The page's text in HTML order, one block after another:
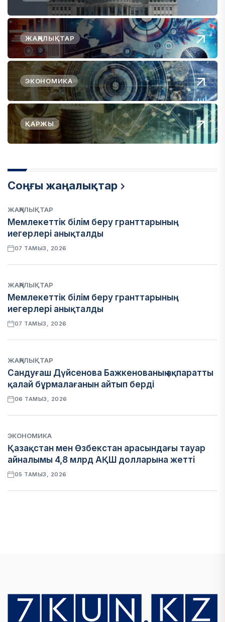
ЖАҢАЛЫҚТАР
ЭКОНОМИКА
ҚАРЖЫ
Соңғы жаңалықтар
ЖАҢАЛЫҚТАР
Мемлекеттік білім беру гранттарының
иегерлері анықталды
07 ТАМЫЗ, 2026
ЖАҢАЛЫҚТАР
Мемлекеттік білім беру гранттарының
иегерлері анықталды
07 ТАМЫЗ, 2026
ЖАҢАЛЫҚТАР
Сандуғаш Дүйсенова Бажкенованың ақпаратты
қалай бұрмалағанын айтып берді
06 ТАМЫЗ, 2026
ЭКОНОМИКА
Қазақстан мен Өзбекстан арасындағы тауар
айналымы 4,8 млрд АҚШ долларына жетті
05 ТАМЫЗ, 2026
БИЛІК
«Бәйтерек» холдингінің инвестициялық және